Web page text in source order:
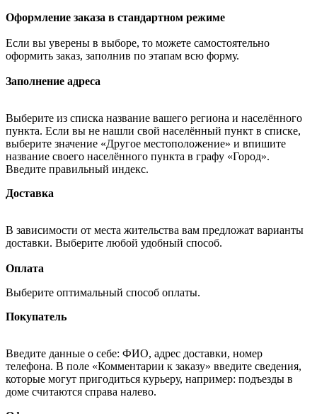
Оформление заказа в стандартном режиме
Если вы уверены в выборе, то можете самостоятельно
оформить заказ, заполнив по этапам всю форму.
Заполнение адреса
Выберите из списка название вашего региона и населённого
пункта. Если вы не нашли свой населённый пункт в списке,
выберите значение «Другое местоположение» и впишите
название своего населённого пункта в графу «Город».
Введите правильный индекс.
Доставка
В зависимости от места жительства вам предложат варианты
доставки. Выберите любой удобный способ.
Оплата
Выберите оптимальный способ оплаты.
Покупатель
Введите данные о себе: ФИО, адрес доставки, номер
телефона. В поле «Комментарии к заказу» введите сведения,
которые могут пригодиться курьеру, например: подъезды в
доме считаются справа налево.